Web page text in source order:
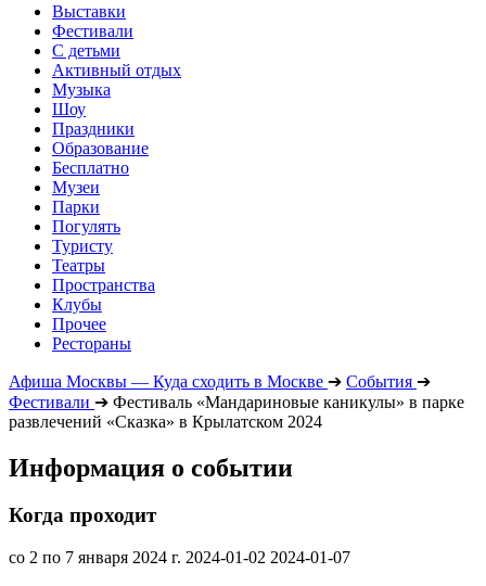
Выставки
Фестивали
С детьми
Активный отдых
Музыка
Шоу
Праздники
Образование
Бесплатно
Музеи
Парки
Погулять
Туристу
Театры
Пространства
Клубы
Прочее
Рестораны
Афиша Москвы — Куда сходить в Москве ➔ События ➔
Фестивали ➔ Фестиваль «Мандариновые каникулы» в парке
развлечений «Сказка» в Крылатском 2024
Информация о событии
Когда проходит
со 2 по 7 января 2024 г. 2024-01-02 2024-01-07